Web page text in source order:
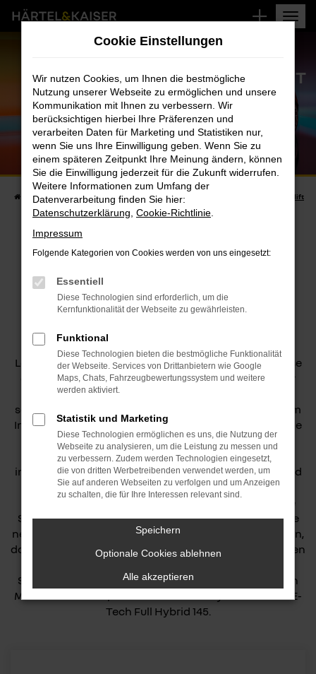
Zum
RENAULT CAPTUR FACELIFT
JETZT AB 149,– € MTL.
Startseite Fahrzeugangebote Aktuelle Angebote Renault Captur Facelift
DER RENAULT CAPTUR 2024
Der Renault Captur ist nach dem Clio das nächste
Fahrzeug, das die neue Designsprache der Marke
übernimmt. Die Neuauflage des Erfolgsmodells –
bislang zwei Millionen verkaufte Exemplare in 90
Ländern – wird auch in Zukunft Maßstäbe in der Klasse
der City-SUV setzen. So übernimmt der Captur unter
anderem die Vielseitigkeit, die Zweifarblackierung
sowie das großzügig dimensionierte Raumangebot im
Innenraum seines Vorgängers. Dazu kommt eine Reihe
innovativer Hightech-Ausstattungsdetails. Das
optionale Multimediasystem OpenR Link mit
integriertem Google und der Top-Technologie Android
Automotive 12 stellt eine Premiere im Segment dar.
Zudem hebt die völlig neue Elektronikarchitektur die
Sicherheit auf ein neues Niveau und umfasst mehrere
neue Fahrerassistenzsysteme der jüngsten Generation,
darunter das vorausschauende hybride Fahren und den
Stufe zwei. Zum Marktstart sehen fünf verschiedenen
Motoren zur Wahl, darunter auch die Hybridvariante E-
Tech Full Hybrid 145.
Cookie Einstellungen
Wir nutzen Cookies, um Ihnen die bestmögliche
Nutzung unserer Webseite zu ermöglichen und unsere
Kommunikation mit Ihnen zu verbessern. Wir
berücksichtigen hierbei Ihre Präferenzen und
verarbeiten Daten für Marketing und Statistiken nur,
wenn Sie uns Ihre Einwilligung geben. Wenn Sie zu
einem späteren Zeitpunkt Ihre Meinung ändern, können
Sie die Einwilligung jederzeit für die Zukunft widerrufen.
Weitere Informationen zum Umfang der
Datenverarbeitung finden Sie hier:
Datenschutzerklärung Cookie-Richtlinie
Impressum
Folgende Kategorien von Cookies werden von uns eingesetzt:
Essentiell
Diese Technologien sind erforderlich, um die
Kernfunktionalität der Webseite zu gewährleisten.
Funktional
Diese Technologien bieten die bestmögliche Funktionalität
der Webseite. Services von Drittanbietern wie Google
Maps, Chats, Fahrzeugbewertungssystem und weitere
werden aktiviert.
Statistik und Marketing
Diese Technologien ermöglichen es uns, die Nutzung der
Webseite zu analysieren, um die Leistung zu messen und
zu verbessern. Zudem werden Technologien eingesetzt,
die von dritten Werbetreibenden verwendet werden, um
Sie auf anderen Webseiten zu verfolgen und um Anzeigen
zu schalten, die für Ihre Interessen relevant sind.
Speichern
Optionale Cookies ablehnen
Alle akzeptieren